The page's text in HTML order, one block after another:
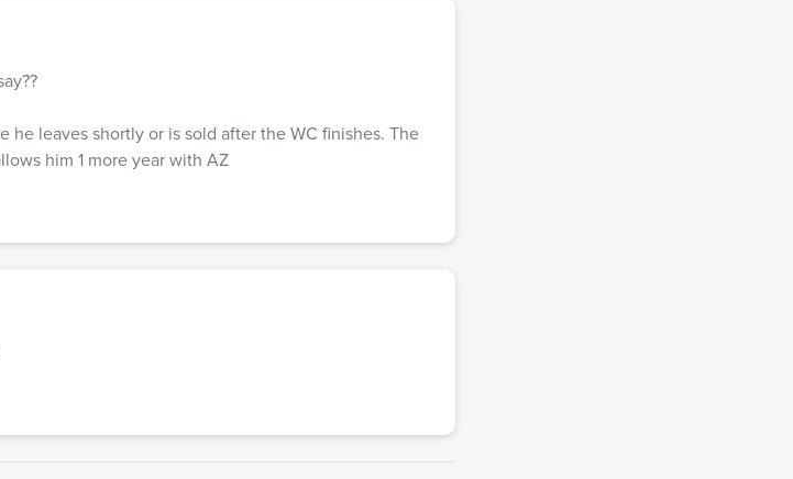
leaves shortly or is sold after the WC finishes. The
him 1 more year with AZ